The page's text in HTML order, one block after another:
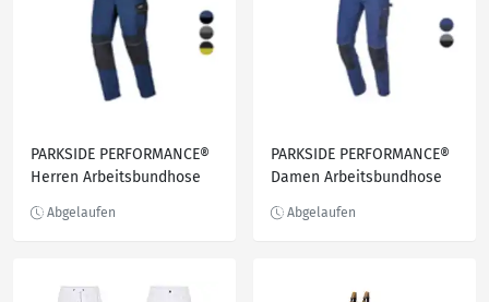
PARKSIDE PERFORMANCE®
Herren Arbeitsbundhose
Knieverstärkung
PARKSIDE PERFORMANCE®
Damen Arbeitsbundhose
Knieverstärkung